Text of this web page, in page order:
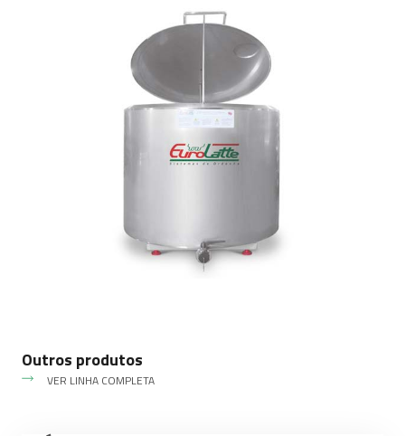
Outros produtos
VER LINHA COMPLETA